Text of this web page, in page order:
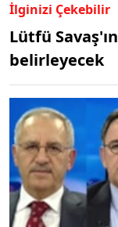
İlginizi Çekebilir
Lütfü
belirleyecek